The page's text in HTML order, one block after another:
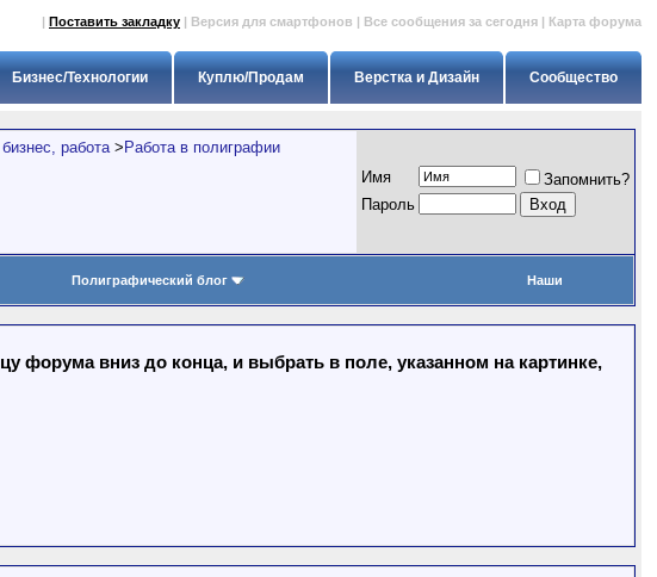
| Поставить закладку | Версия для смартфонов | Все сообщения за сегодня | Карта форума
Сообщество
Верстка и Дизайн
Куплю/Продам
Бизнес/Технологии
работа > Работа в полиграфии
Имя
Запомнить?
Пapoль
Полиграфический блог Наши
форума вниз до конца, и выбрать в поле, указанном на картинке,